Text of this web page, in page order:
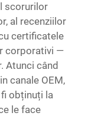
scorurilor
al recenziilor
certificatele
corporativi —
Atunci când
canale OEM,
obținuți la
le face